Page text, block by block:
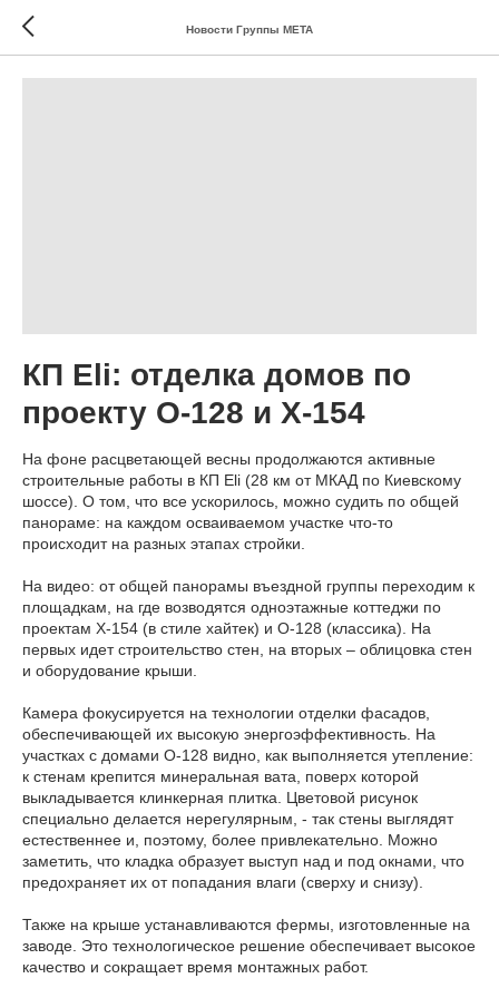
Новости Группы МЕТА
КП Eli: отделка домов по
проекту О-128 и Х-154
На фоне расцветающей весны продолжаются активные
строительные работы в КП Eli (28 км от МКАД по Киевскому
шоссе). О том, что все ускорилось, можно судить по общей
панораме: на каждом осваиваемом участке что-то
происходит на разных этапах стройки.
На видео: от общей панорамы въездной группы переходим к
площадкам, на где возводятся одноэтажные коттеджи по
проектам Х-154 (в стиле хайтек) и О-128 (классика). На
первых идет строительство стен, на вторых – облицовка стен
и оборудование крыши.
Камера фокусируется на технологии отделки фасадов,
обеспечивающей их высокую энергоэффективность. На
участках с домами О-128 видно, как выполняется утепление:
к стенам крепится минеральная вата, поверх которой
выкладывается клинкерная плитка. Цветовой рисунок
специально делается нерегулярным, - так стены выглядят
естественнее и, поэтому, более привлекательно. Можно
заметить, что кладка образует выступ над и под окнами, что
предохраняет их от попадания влаги (сверху и снизу).
Также на крыше устанавливаются фермы, изготовленные на
заводе. Это технологическое решение обеспечивает высокое
качество и сокращает время монтажных работ.